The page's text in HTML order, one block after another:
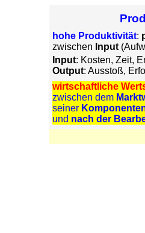
hohe Produktivität:
zwischen Input
Input: Kosten, Zeit,
Output: Ausstoß,
wirtschaftliche
zwischen dem
seiner
und nach der